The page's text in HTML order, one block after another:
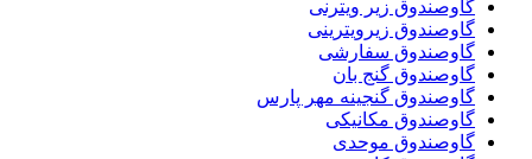
گاوصندوق زیر ویترنی
گاوصندوق زیرویترینی
گاوصندوق سفارشی
گاوصندوق گنج بان
گاوصندوق گنجینه مهر پارس
گاوصندوق مکانیکی
گاوصندوق موحدی